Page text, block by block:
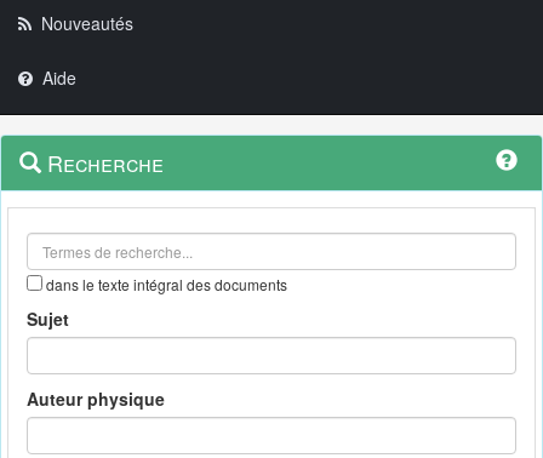
Nouveautés
Aide
Navigation
outils
Menu
contextuel
Recherche
dans le texte intégral des documents
Sujet
Auteur physique